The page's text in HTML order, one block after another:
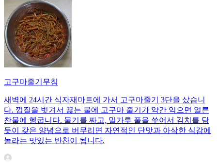
고구마줄기무침
새벽에 24시간 식자재마트에 가서 고구마줄기 3단을 샀습니
다. 껍질을 벗겨서 끓는 물에 고구마 줄기가 약간 익으면 얼른
찬물에 헹굽니다. 물기를 짜고, 밀가루 풀을 쑤어서 김치를 담
듯이 갖은 양념으로 버무리면 자연적인 단맛과 아삭한 식감에
놀라는 맛있는 반찬이 됩니다.